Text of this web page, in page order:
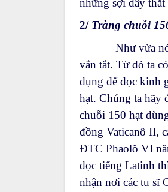
những sợi dây thắt
2/ Tràng chuỗi
Như vừa nói,
vắn tắt. Từ đó ta
dụng để đọc kinh
hạt. Chúng ta hãy
chuỗi 150 hạt
đồng Vaticanô II,
ĐTC Phaolô VI
đọc tiếng Latinh
nhận nơi các tu sĩ